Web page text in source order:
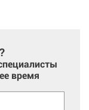
время